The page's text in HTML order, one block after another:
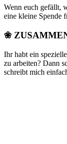
Wenn euch gefällt,
eine kleine Spende
❀
Ihr habt ein
zu arbeiten? Dann
schreibt mich